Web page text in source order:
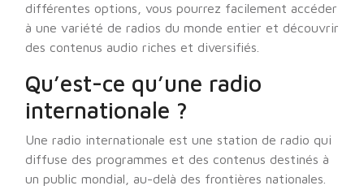
différentes options, vous pourrez facilement accéder
à une variété de radios du monde entier et découvrir
des contenus audio riches et diversifiés.
Qu’est-ce qu’une radio
internationale ?
Une radio internationale est une station de radio qui
diffuse des programmes et des contenus destinés à
un public mondial, au-delà des frontières nationales.